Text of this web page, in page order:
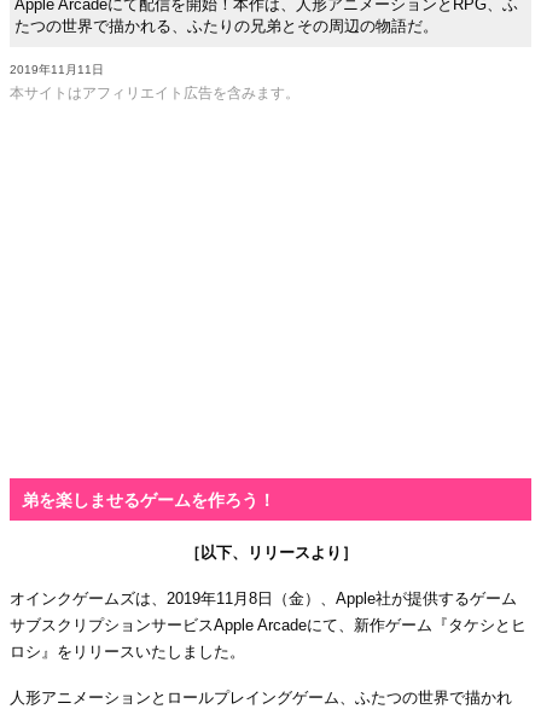
Apple Arcadeにて配信を開始！本作は、人形アニメーションとRPG、ふ
たつの世界で描かれる、ふたりの兄弟とその周辺の物語だ。
2019年11月11日
本サイトはアフィリエイト広告を含みます。
弟を楽しませるゲームを作ろう！
［以下、リリースより］
オインクゲームズは、2019年11月8日（金）、Apple社が提供するゲーム
サブスクリプションサービスApple Arcadeにて、新作ゲーム『タケシとヒ
ロシ』をリリースいたしました。
人形アニメーションとロールプレイングゲーム、ふたつの世界で描かれ